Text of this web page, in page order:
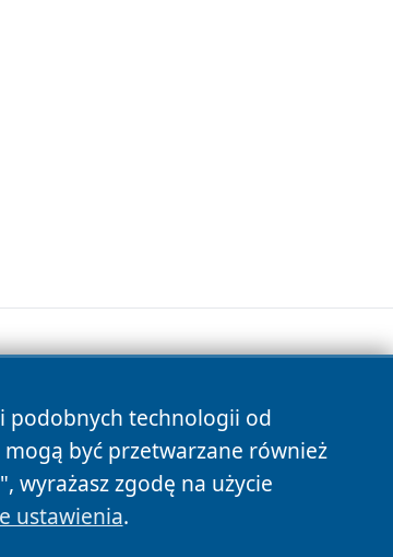
i podobnych technologii od
być przetwarzane również
wyrażasz zgodę na użycie
ustawienia.